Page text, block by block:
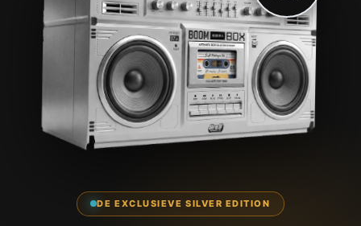
DE EXCLUSIEVE SILVER EDITION